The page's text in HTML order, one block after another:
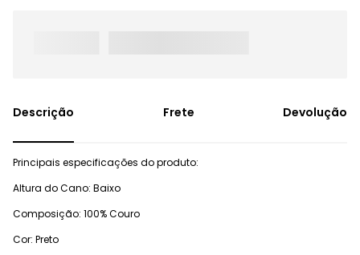
Frete Devolução
Principais especificações do produto:
Altura do Cano: Baixo
Composição: 100% Couro
Cor: Preto